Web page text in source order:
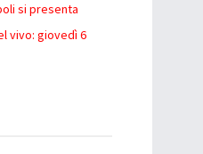
si presenta
vivo: giovedì 6